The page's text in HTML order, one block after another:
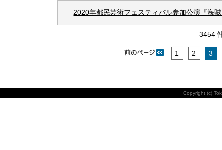
2020年都民芸術フェスティバル参加公演『海
3454
1 2 3
Copyright (c)